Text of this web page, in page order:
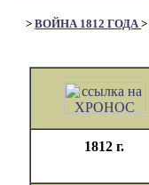
> ВОЙНА 1812 ГОДА>
1812 г.